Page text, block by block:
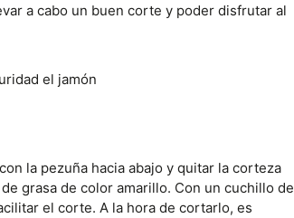
a cabo un buen corte y poder disfrutar al
el jamón
la pezuña hacia abajo y quitar la corteza
grasa de color amarillo. Con un cuchillo de
el corte. A la hora de cortarlo, es